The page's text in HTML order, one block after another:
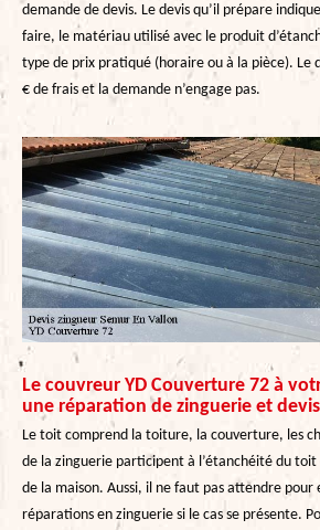
demande de devis. Le devis qu’il prépare
faire, le matériau utilisé avec le produit
type de prix pratiqué (horaire ou à la pièce). Le
€ de frais et la demande n’engage pas.
Le couvreur YD Couverture 72 à
une réparation de zinguerie et
Le toit comprend la toiture, la couverture, les
de la zinguerie participent à l’étanchéité du
de la maison. Aussi, il ne faut pas attendre pour
réparations en zinguerie si le cas se présente.